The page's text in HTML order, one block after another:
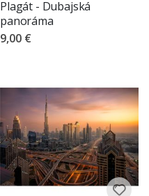
Plagát - Dubajská
panoráma
9,00 €